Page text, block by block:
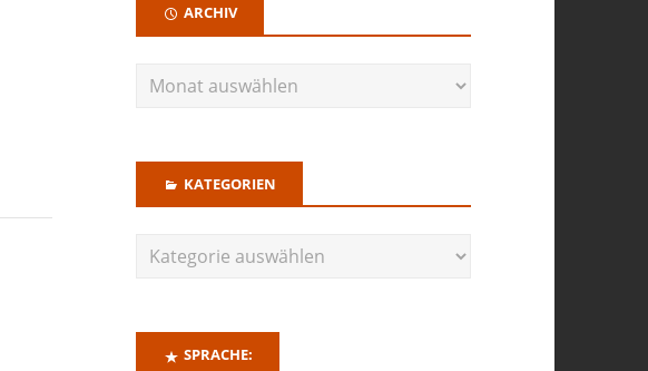
ARCHIV
KATEGORIEN
SPRACHE: